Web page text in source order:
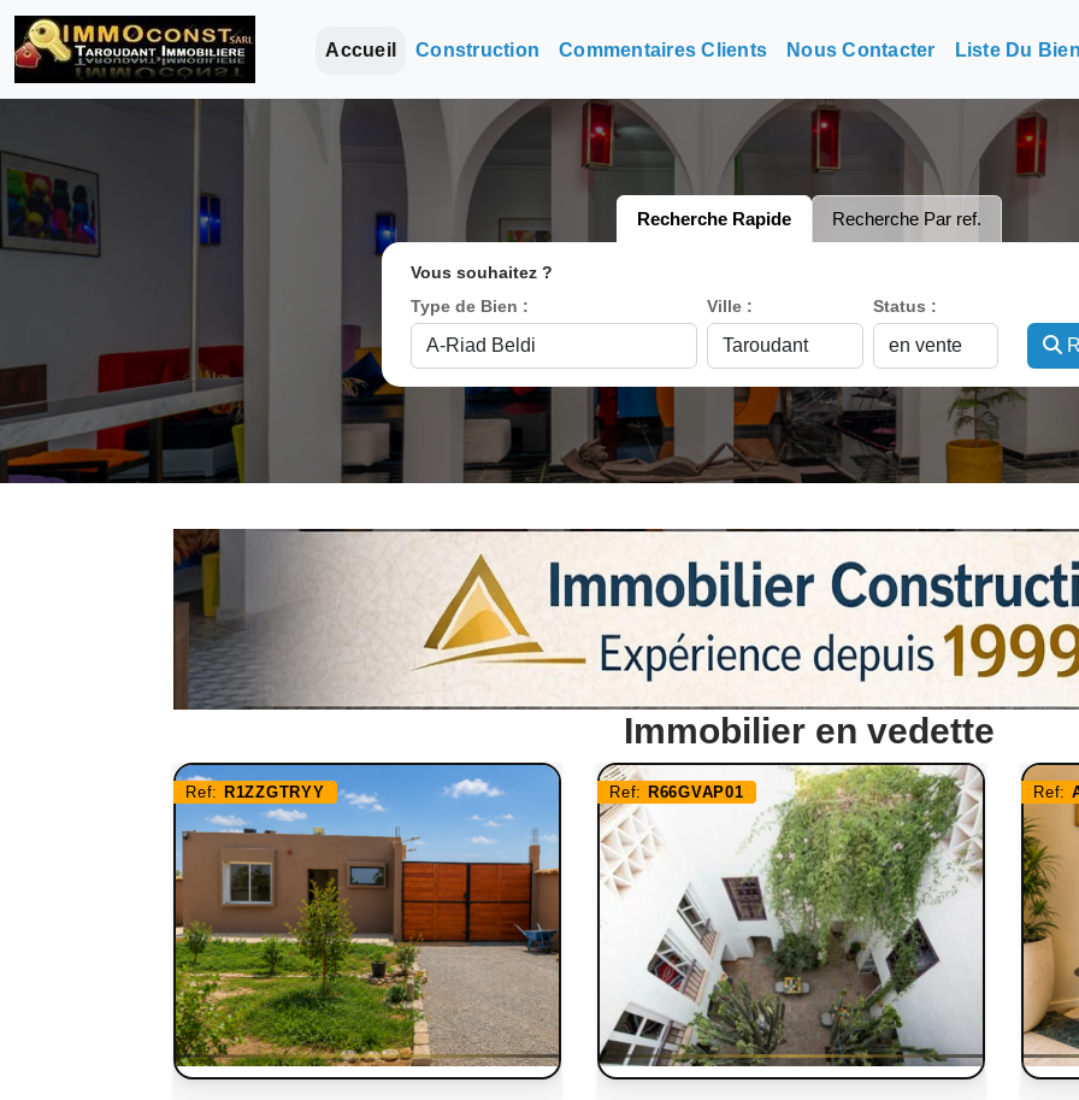
Accueil Construction Commentaires Clients Nous Contacter Liste Du
Recherche Rapide Recherche Par ref.
Vous souhaitez ?
Type de Bien :
Ville : Status :
Immobilier en vedette
Ref: R1ZZGTRYY Ref: R66GVAP01 Ref: